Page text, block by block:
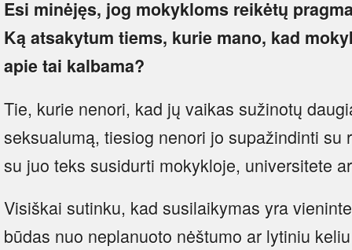
Esi minėjęs, jog mokykloms reikėtų
Ką atsakytum tiems, kurie mano, kad
apie tai kalbama?
Tie, kurie nenori, kad jų vaikas sužinotų
seksualumą, tiesiog nenori jo supažindinti su
su juo teks susidurti mokykloje, universitete
Visiškai sutinku, kad susilaikymas yra
būdas nuo neplanuoto nėštumo ar lytiniu